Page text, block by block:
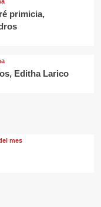
primicia,
Editha Larico
mes